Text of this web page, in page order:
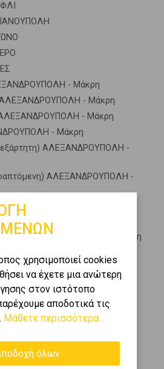
- Μάκρη
ΑΛΕΞΑΝΔΡΟΥΠΟΛΗ - Μάκρη
ΑΛΕΞΑΝΔΡΟΥΠΟΛΗ - Μάκρη
- Μάκρη
ΑΛΕΞΑΝΔΡΟΥΠΟΛΗ -
ΑΛΕΞΑΝΔΡΟΥΠΟΛΗ -
ΑΛΕΞΑΝΔΡΟΥΠΟΛΗ - Μάκρη
- Μάκρη
ΑΛΕΞΑΝΔΡΟΥΠΟΛΗ - Μάκρη
ΑΛΕΞΑΝΔΡΟΥΠΟΛΗ - Μάκρη
- Μάκρη
ΑΛΕΞΑΝΔΡΟΥΠΟΛΗ -
- Μάκρη
- Μάκρη
- Μάκρη
χρησιμοποιεί cookies
να έχετε μια ανώτερη
στον ιστότοπο
αποδοτικά τις
Μάθετε περισσότερα...
όλων